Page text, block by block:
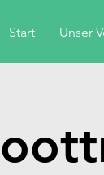
Start Unser